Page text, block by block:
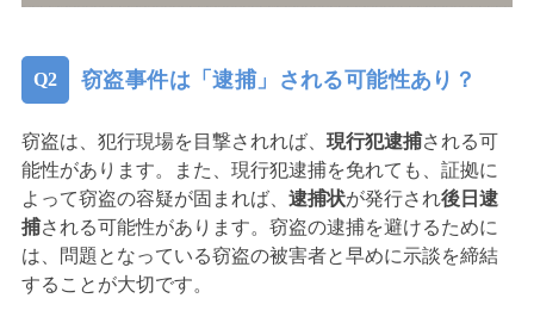
窃盗事件は「逮捕」される可能性あり？
窃盗は、犯行現場を目撃されれば、 現行犯逮捕される可
能性があります。また、現行犯逮捕を免れても、証拠に
よって窃盗の容疑が固まれば、 逮捕状が発行され後日逮
捕される可能性があります。窃盗の逮捕を避けるために
は、問題となっている窃盗の被害者と早めに示談を締結
することが大切です。